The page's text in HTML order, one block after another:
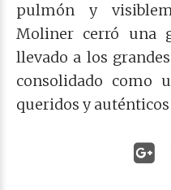
pulmón y
Moliner cerró una
llevado a los
consolidado como
queridos y